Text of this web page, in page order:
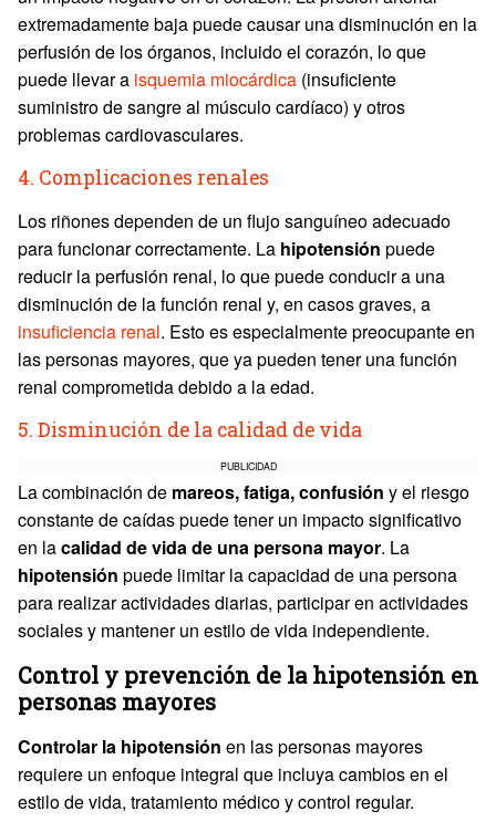
extremadamente baja puede causar una disminución en la
perfusión de los órganos, incluido el corazón, lo que
puede llevar a isquemia miocárdica (insuficiente
suministro de sangre al músculo cardíaco) y otros
problemas cardiovasculares.
4. Complicaciones renales
Los riñones dependen de un flujo sanguíneo adecuado
para funcionar correctamente. La hipotensión puede
reducir la perfusión renal, lo que puede conducir a una
disminución de la función renal y, en casos graves, a
insuficiencia renal. Esto es especialmente preocupante en
las personas mayores, que ya pueden tener una función
renal comprometida debido a la edad.
5. Disminución de la calidad de vida
PUBLICIDAD
La combinación de mareos, fatiga, confusión y el riesgo
constante de caídas puede tener un impacto significativo
en lacalidad de vida de una persona mayor. La
hipotensión puede limitar la capacidad de una persona
para realizar actividades diarias, participar en actividades
sociales y mantener un estilo de vida independiente.
Control y prevención de la hipotensión en
personas mayores
Controlar la hipotensión en las personas mayores
requiere un enfoque integral que incluya cambios en el
estilo de vida, tratamiento médico y control regular.